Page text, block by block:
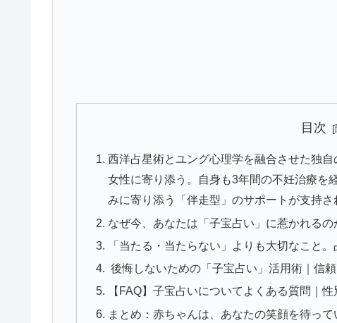
目次
西洋占星術とユング心理学を融合させた独
女性に寄り添う。自身も3年間の不妊治療を
みに寄り添う「伴走型」のサポートが支持さ
なぜ今、あなたは「子宝占い」に惹かれる
「当たる・当たらない」よりも大切なこと
後悔しないための「子宝占い」活用術｜信
【FAQ】子宝占いについてよくある質問｜
まとめ：赤ちゃんは、あなたの笑顔を待っ